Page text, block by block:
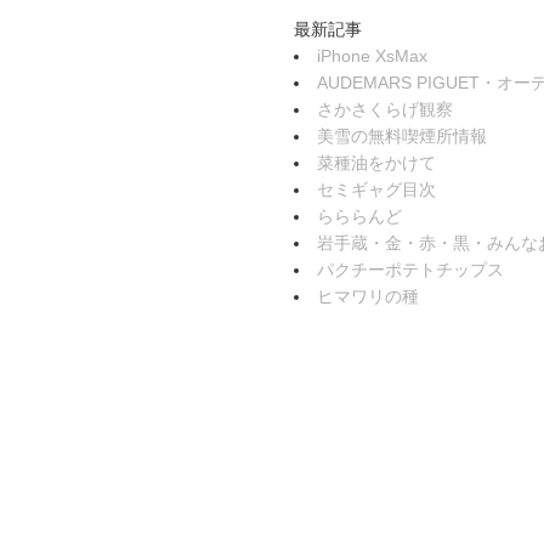
最新記事
iPhone XsMax
AUDEMARS PIGUET・オー
さかさくらげ観察
美雪の無料喫煙所情報
菜種油をかけて
セミギャグ目次
らららんど
岩手蔵・金・赤・黒・みんな
パクチーポテトチップス
ヒマワリの種